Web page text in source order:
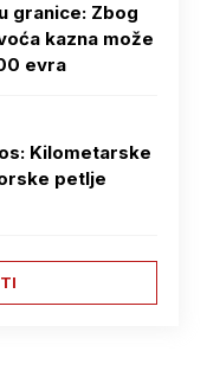
granice: Zbog
kazna može
evra
Kilometarske
petlje